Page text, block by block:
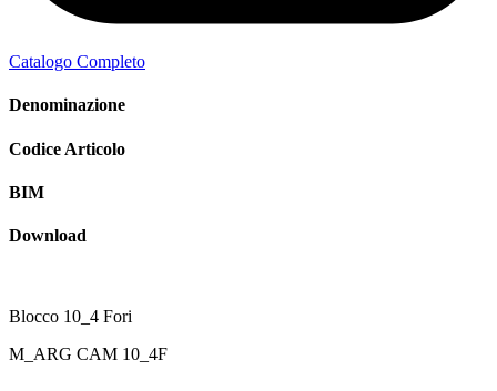
Catalogo Completo
Denominazione
Codice Articolo
BIM
Download
Blocco 10_4 Fori
M_ARG CAM 10_4F